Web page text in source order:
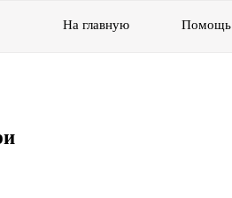
На главную Помощь